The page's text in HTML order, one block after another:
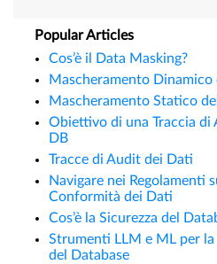
Popular Articles
Cos’è il Data Masking?
Mascheramento Dinamico
Mascheramento Statico
Obiettivo di una Traccia di
DB
Tracce di Audit dei Dati
Navigare nei Regolamenti
Conformità dei Dati
Cos’è la Sicurezza del
Strumenti LLM e ML per la
del Database